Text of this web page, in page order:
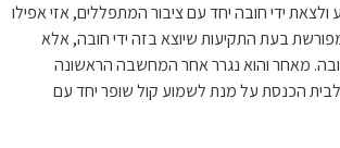
ידי חובה יחד עם ציבור המתפללים, אזי אפילו
בעת התקיעות שיוצא בזה ידי חובה, אלא
מאחר והוא נגרר אחר המחשבה הראשונה
הכנסת על מנת לשמוע קול שופר יחד עם